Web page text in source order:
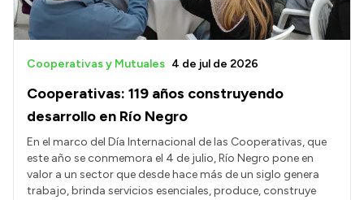
Cooperativas: 119 años construyendo
desarrollo en Río Negro
Cooperativas y Mutuales 4 de jul de 2026
En el marco del Día Internacional de las Cooperativas, que
este año se conmemora el 4 de julio, Río Negro pone en
valor a un sector que desde hace más de un siglo genera
trabajo, brinda servicios esenciales, produce, construye